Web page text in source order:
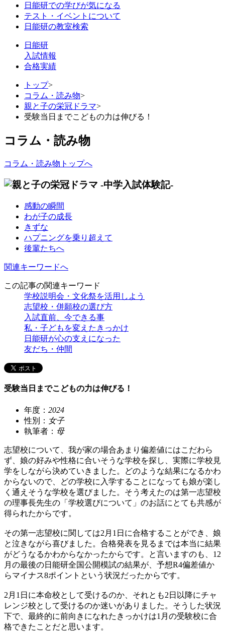
日能研での学びが気になる
テスト・イベントについて
日能研の教室検索
日能研
入試情報
合格実績
トップ>
コラム・読み物>
親と子の栄冠ドラマ>
受験当日までこどもの力は伸びる！
コラム・読み物
コラム・読み物トップへ
感動の瞬間
わが子の成長
きずな
ハプニングを乗り超えて
後輩たちへ
関連キーワードへ
この記事の関連キーワード
学校説明会・文化祭を活用しよう
志望校・併願校の選び方
入試直前、今できる事
私・子どもを変えたきっかけ
日能研が心の支えになった
友だち・仲間
受験当日までこどもの力は伸びる！
年度： 2024
性別： 女子
執筆者： 母
志望校について、我が家の場合あまり偏差値にはこだわら
ず、娘の好みや性格に合いそうな学校を探し、実際に学校見
学をしながら決めていきました。どのような結果になるかわ
からないので、どの学校に入学することになっても娘が楽し
く通えそうな学校を選びました。そう考えたのは第一志望校
の理事長先生の「学校選びについて」のお話にとても共感が
得られたからです。
その第一志望校に関しては2月1日に合格することができ、娘
と泣きながら喜びました。合格発表を見るまでは本当に結果
がどうなるかわからなかったからです。と言いますのも、12
月の最後の日能研全国公開模試の結果が、予想R4偏差値か
らマイナス8ポイントという状況だったからです。
2月1日に本命校として受けるのか、それとも2日以降にチャ
レンジ校として受けるのか迷いがありました。そうした状況
下で、最終的に前向きになれたきっかけは1月の受験校に合
格できたことだと思います。